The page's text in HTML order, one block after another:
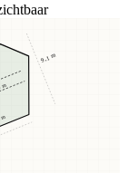
m
9,1 m